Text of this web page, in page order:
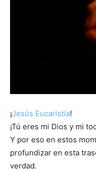
¡Jesús Eucaristía!
¡Tú eres mi Dios y mi
Y por eso en estos
profundizar en esta
verdad.